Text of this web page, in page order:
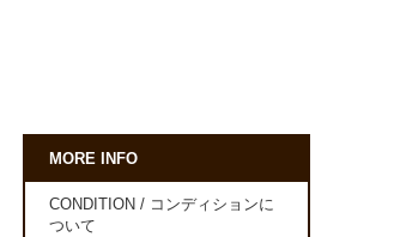
MORE INFO
CONDITION / コンディションに
ついて